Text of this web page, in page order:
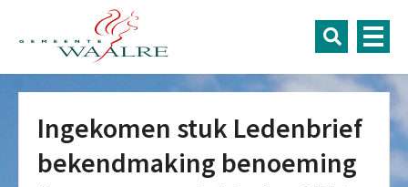
Ingekomen stuk Ledenbrief
bekendmaking benoeming